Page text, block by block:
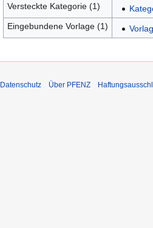
Versteckte Kategorie (1)
Eingebundene Vorlage (1)
Datenschutz Über PFENZ